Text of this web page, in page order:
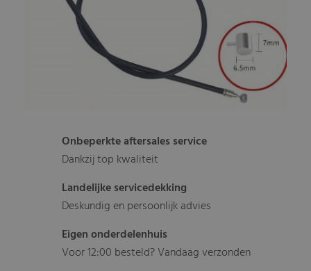
Onbeperkte aftersales service
Dankzij top kwaliteit
Landelijke servicedekking
Deskundig en persoonlijk advies
Eigen onderdelenhuis
Voor 12:00 besteld? Vandaag verzonden